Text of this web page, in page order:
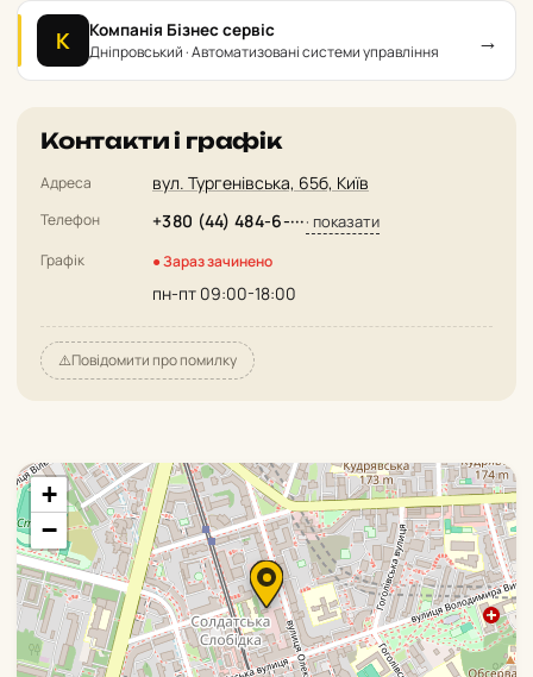
К Компанія Бізнес сервіс
Дніпровський · Автоматизовані системи управління →
Контакти і графік
Адреса вул. Тургенівська, 65б, Київ
Телефон +380 (44) 484-6-···· показати
Графік ● Зараз зачинено
пн-пт 09:00-18:00
⚠️Повідомити про помилку
+
−